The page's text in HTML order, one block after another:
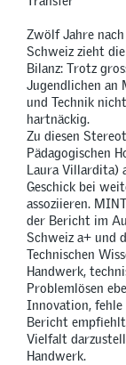
Zwölf Jahre
Schweiz zieht die
Bilanz: Trotz
Jugendlichen an
und Technik
hartnäckig.
Zu diesen
Pädagogischen
Laura Villardita)
Geschick bei
assoziieren.
der Bericht im
Schweiz a+ und
Technischen
Handwerk,
Problemlösen
Innovation,
Bericht
Vielfalt
Handwerk.